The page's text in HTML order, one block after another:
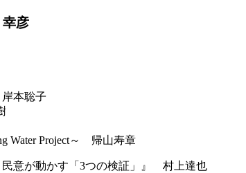
彦
岸本聡子
Water Project～ 帰山寿章
意が動かす「3つの検証」』 村上達也